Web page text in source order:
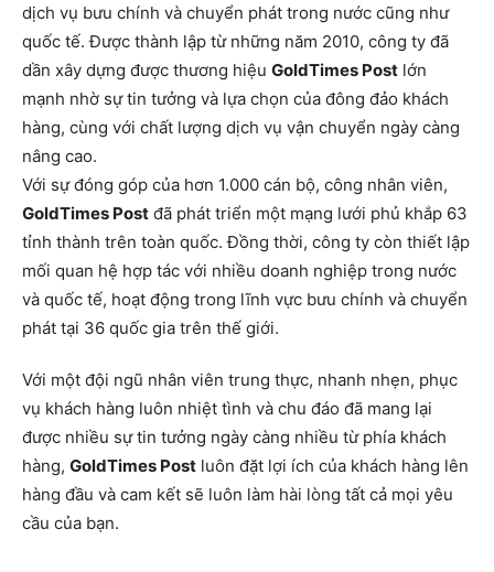
dịch vụ bưu chính và chuyển phát trong nước cũng như
quốc tế. Được thành lập từ những năm 2010, công ty đã
dần xây dựng được thương hiệu GoldTimes Post lớn
mạnh nhờ sự tin tưởng và lựa chọn của đông đảo khách
hàng, cùng với chất lượng dịch vụ vận chuyển ngày càng
nâng cao.
Với sự đóng góp của hơn 1.000 cán bộ, công nhân viên,
GoldTimes Post đã phát triển một mạng lưới phủ khắp 63
tỉnh thành trên toàn quốc. Đồng thời, công ty còn thiết lập
mối quan hệ hợp tác với nhiều doanh nghiệp trong nước
và quốc tế, hoạt động trong lĩnh vực bưu chính và chuyển
phát tại 36 quốc gia trên thế giới.
Với một đội ngũ nhân viên trung thực, nhanh nhẹn, phục
vụ khách hàng luôn nhiệt tình và chu đáo đã mang lại
được nhiều sự tin tưởng ngày càng nhiều từ phía khách
hàng, GoldTimes Post luôn đặt lợi ích của khách hàng lên
hàng đầu và cam kết sẽ luôn làm hài lòng tất cả mọi yêu
cầu của bạn.